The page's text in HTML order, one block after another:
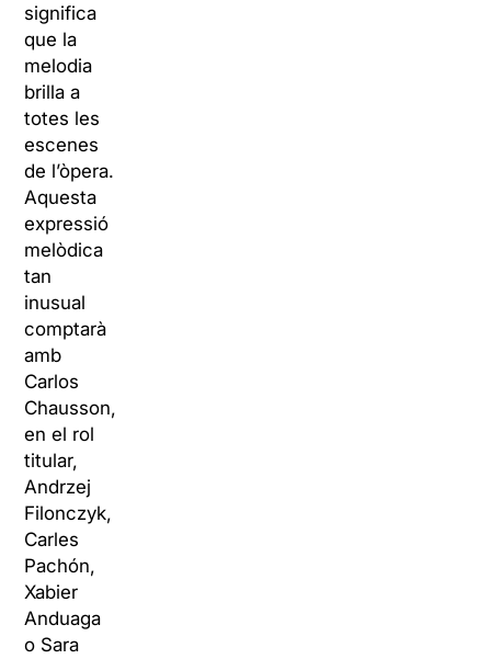
significa
que la
melodia
brilla a
totes les
escenes
de l’òpera.
Aquesta
expressió
melòdica
tan
inusual
comptarà
amb
Carlos
Chausson,
en el rol
titular,
Andrzej
Filonczyk,
Carles
Pachón,
Xabier
Anduaga
o Sara